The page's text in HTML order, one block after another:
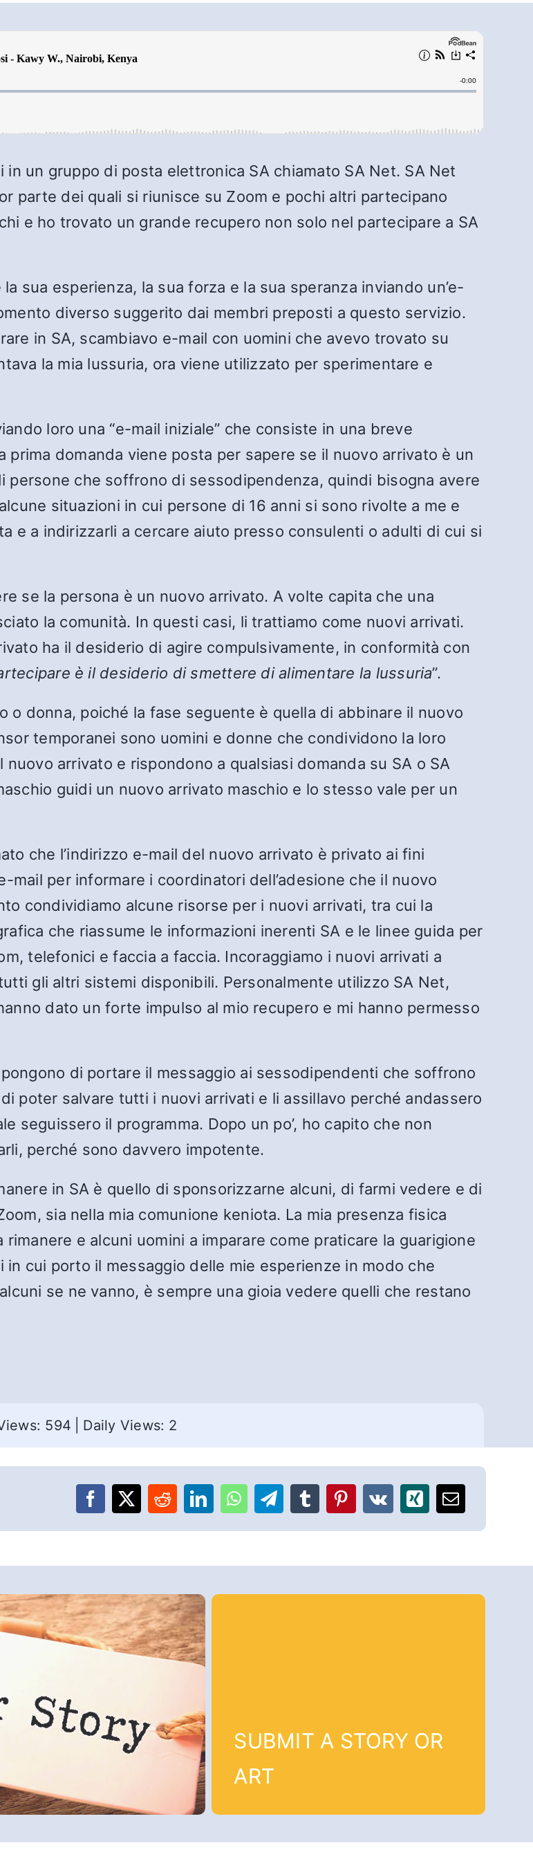
un gruppo di posta elettronica SA chiamato SA Net. SA Net
parte dei quali si riunisce su Zoom e pochi altri partecipano
e ho trovato un grande recupero non solo nel partecipare a SA
sua esperienza, la sua forza e la sua speranza inviando un’e-
diverso suggerito dai membri preposti a questo servizio.
in SA, scambiavo e-mail con uomini che avevo trovato su
la mia lussuria, ora viene utilizzato per sperimentare e
loro una “e-mail iniziale” che consiste in una breve
domanda viene posta per sapere se il nuovo arrivato è un
persone che soffrono di sessodipendenza, quindi bisogna avere
situazioni in cui persone di 16 anni si sono rivolte a me e
e a indirizzarli a cercare aiuto presso consulenti o adulti di cui si
se la persona è un nuovo arrivato. A volte capita che una
la comunità. In questi casi, li trattiamo come nuovi arrivati.
ha il desiderio di agire compulsivamente, in conformità con
è il desiderio di smettere di alimentare la lussuria”.
o donna, poiché la fase seguente è quella di abbinare il nuovo
temporanei sono uomini e donne che condividono la loro
arrivato e rispondono a qualsiasi domanda su SA o SA
guidi un nuovo arrivato maschio e lo stesso vale per un
che l’indirizzo e-mail del nuovo arrivato è privato ai fini
mail per informare i coordinatori dell’adesione che il nuovo
condividiamo alcune risorse per i nuovi arrivati, tra cui la
che riassume le informazioni inerenti SA e le linee guida per
telefonici e faccia a faccia. Incoraggiamo i nuovi arrivati a
gli altri sistemi disponibili. Personalmente utilizzo SA Net,
dato un forte impulso al mio recupero e mi hanno permesso
di portare il messaggio ai sessodipendenti che soffrono
poter salvare tutti i nuovi arrivati e li assillavo perché andassero
seguissero il programma. Dopo un po’, ho capito che non
perché sono davvero impotente.
in SA è quello di sponsorizzarne alcuni, di farmi vedere e di
sia nella mia comunione keniota. La mia presenza fisica
e alcuni uomini a imparare come praticare la guarigione
cui porto il messaggio delle mie esperienze in modo che
se ne vanno, è sempre una gioia vedere quelli che restano
594 Daily Views: 2
SUBMIT A STORY OR
ART